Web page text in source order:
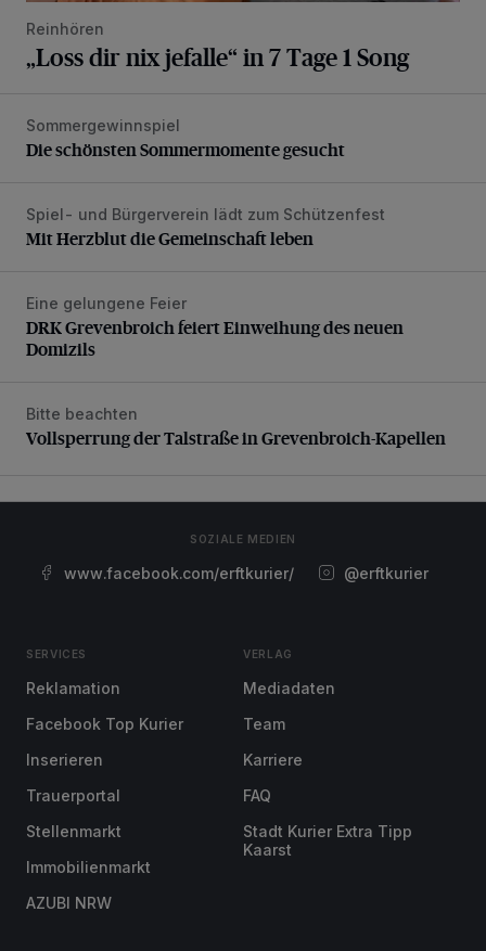
Reinhören
„Loss dir nix jefalle“ in 7 Tage 1 Song
Die schönsten Sommermomente gesucht
Sommergewinnspiel
Die schönsten Sommermomente gesucht
Mit Herzblut die Gemeinschaft leben
Spiel- und Bürgerverein lädt zum Schützenfest
Mit Herzblut die Gemeinschaft leben
DRK Grevenbroich feiert Einweihung des neuen Domizils
Eine gelungene Feier
DRK Grevenbroich feiert Einweihung des neuen
Domizils
Vollsperrung der Talstraße in Grevenbroich-Kapellen
Bitte beachten
Vollsperrung der Talstraße in Grevenbroich-Kapellen
SOZIALE MEDIEN
www.facebook.com/erftkurier/ @erftkurier
SERVICES
Reklamation
Facebook Top Kurier
Inserieren
Trauerportal
Stellenmarkt
Immobilienmarkt
AZUBI NRW
VERLAG
Mediadaten
Team
Karriere
FAQ
Stadt Kurier Extra Tipp
Kaarst